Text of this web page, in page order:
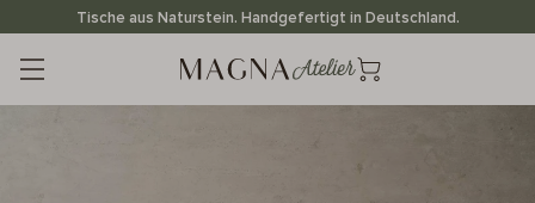
zum
Inhalt
Tische aus Naturstein. Handgefertigt in Deutschland.